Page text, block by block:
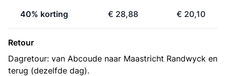
40% korting € 28,88 € 20,10
Retour
Dagretour: van Abcoude naar Maastricht Randwyck en
terug (dezelfde dag).